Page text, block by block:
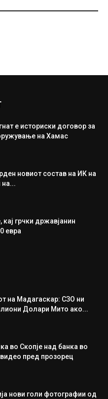
е историски договор за
на Хамас
новиот состав на ИК на
на...
кај грчки државјанин
евра
на Мадагаскар: СЗО ни
Долари Мито ако...
во Скопје над банка во
пред прозорец
нови голи фотографии од